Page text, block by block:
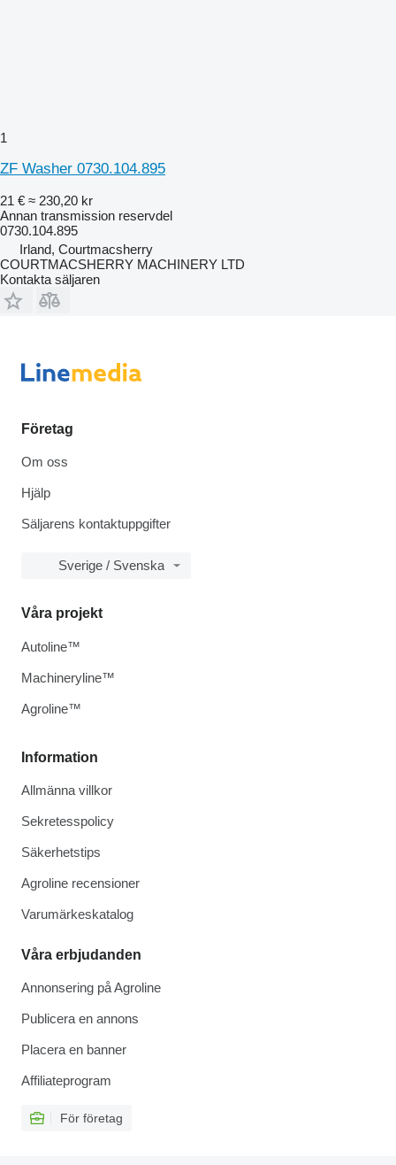
1
ZF Washer 0730.104.895
21 € ≈ 230,20 kr
Annan transmission reservdel
0730.104.895
Irland, Courtmacsherry
COURTMACSHERRY MACHINERY LTD
Kontakta säljaren
Företag
Om oss
Hjälp
Säljarens kontaktuppgifter
Sverige / Svenska
Information
Allmänna villkor
Sekretesspolicy
Säkerhetstips
Agroline recensioner
Varumärkeskatalog
Våra erbjudanden
Annonsering på Agroline
Publicera en annons
Placera en banner
Affiliateprogram
För företag
Våra projekt
Autoline™
Machineryline™
Agroline™